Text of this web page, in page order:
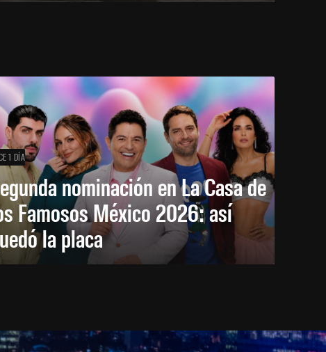
1 DÍA
nominación en La Casa de
Famosos México 2026: así
la placa